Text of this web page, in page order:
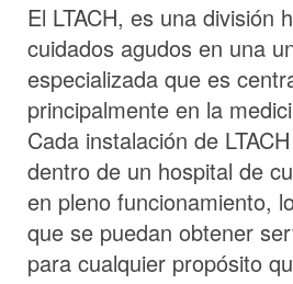
El LTACH, es una división
cuidados agudos en una
especializada que es
principalmente en la
Cada instalación de
dentro de un hospital de
en pleno funcionamiento,
que se puedan obtener
para cualquier propósito